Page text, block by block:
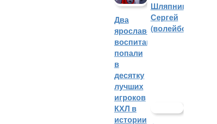
Два
ярославских
воспитанника
попали
в
десятку
лучших
игроков
КХЛ в
истории
Шляпников
Сергей
(волейбол)